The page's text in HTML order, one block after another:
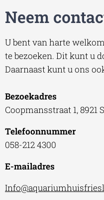
Neem
U bent van harte
te bezoeken. Dit kunt u
Daarnaast kunt u ons
Bezoekadres
Coopmansstraat 1, 8921
Telefoonnummer
058-212 4300
E-mailadres